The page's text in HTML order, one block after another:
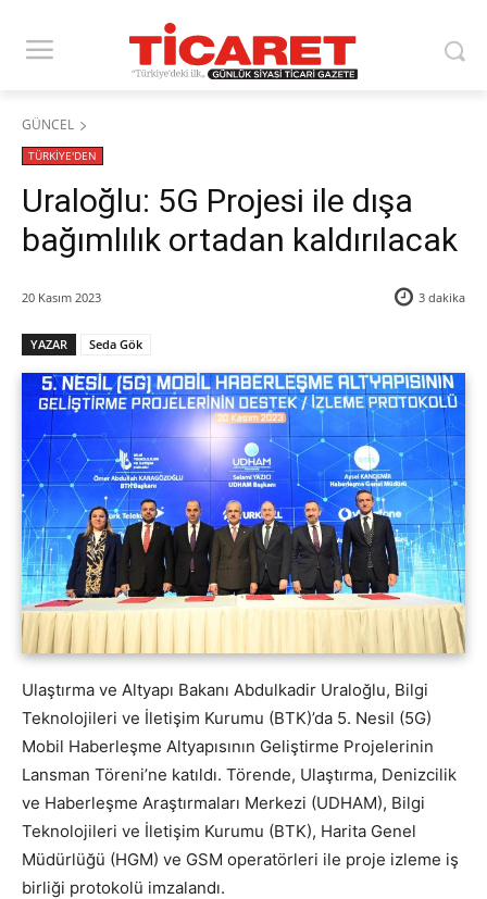
GÜNCEL
TÜRKİYE'DEN
Uraloğlu: 5G Projesi ile dışa
bağımlılık ortadan kaldırılacak
20 Kasım 2023 3 dakika
YAZAR Seda Gök
Ulaştırma ve Altyapı Bakanı Abdulkadir Uraloğlu, Bilgi
Teknolojileri ve İletişim Kurumu (BTK)’da 5. Nesil (5G)
Mobil Haberleşme Altyapısının Geliştirme Projelerinin
Lansman Töreni’ne katıldı. Törende, Ulaştırma, Denizcilik
ve Haberleşme Araştırmaları Merkezi (UDHAM), Bilgi
Teknolojileri ve İletişim Kurumu (BTK), Harita Genel
Müdürlüğü (HGM) ve GSM operatörleri ile proje izleme iş
birliği protokolü imzalandı.